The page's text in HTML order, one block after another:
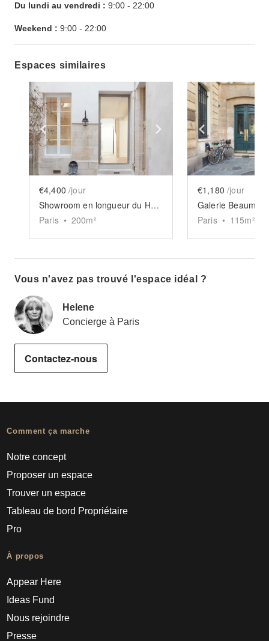
Du lundi au vendredi : 9:00 - 22:00
Weekend : 9:00 - 22:00
Espaces similaires
Show previous slide Show next slide
€4,400 /jour
Showroom en longueur du Haut-Marais
Paris • 200m²
Show
€1,180 /jour
Galerie
Paris • 115m²
Vous n'avez pas trouvé l'espace idéal ?
Helene
Concierge à Paris
Contactez-nous
Comment ça marche
Notre concept
Proposer un espace
Trouver un espace
Tableau de bord Propriétaire
Pro
À propos
Appear Here
Ideas Fund
Nous rejoindre
Presse